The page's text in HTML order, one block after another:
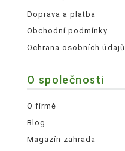
Doprava a platba
Obchodní podmínky
Ochrana osobních údajů
O společnosti
O firmě
Blog
Magazín zahrada